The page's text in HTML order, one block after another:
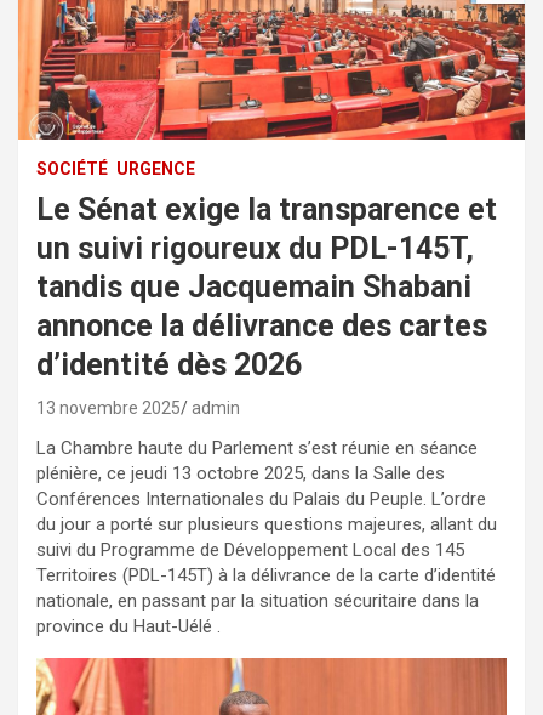
SOCIÉTÉ URGENCE
Le Sénat exige la transparence et
un suivi rigoureux du PDL-145T,
tandis que Jacquemain Shabani
annonce la délivrance des cartes
d’identité dès 2026
13 novembre 2025 admin
La Chambre haute du Parlement s’est réunie en séance
plénière, ce jeudi 13 octobre 2025, dans la Salle des
Conférences Internationales du Palais du Peuple. L’ordre
du jour a porté sur plusieurs questions majeures, allant du
suivi du Programme de Développement Local des 145
Territoires (PDL-145T) à la délivrance de la carte d’identité
nationale, en passant par la situation sécuritaire dans la
province du Haut-Uélé .